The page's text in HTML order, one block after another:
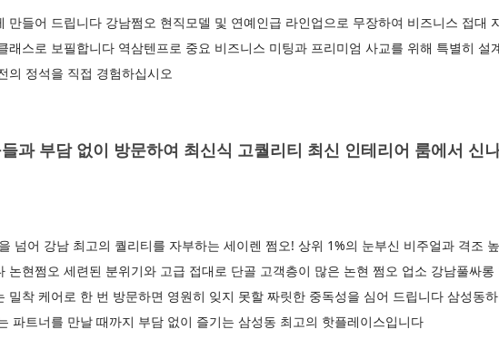
만들어 드립니다 강남쩜오 현직모델 및 연예인급 라인업으로 무장하여 비즈니스 접대
래스로 보필합니다 역삼텐프로 중요 비즈니스 미팅과 프리미엄 사교를 위해 특별히 설
의 정석을 직접 경험하십시오
과 부담 없이 방문하여 최신식 고퀄리티 최신 인테리어 룸에서 신
넘어 강남 최고의 퀄리티를 자부하는 세이렌 쩜오! 상위 1%의 눈부신 비주얼과 격조
논현쩜오 세련된 분위기와 고급 접대로 단골 고객층이 많은 논현 쩜오 업소 강남풀싸롱
밀착 케어로 한 번 방문하면 영원히 잊지 못할 짜릿한 중독성을 심어 드립니다 삼성동
파트너를 만날 때까지 부담 없이 즐기는 삼성동 최고의 핫플레이스입니다